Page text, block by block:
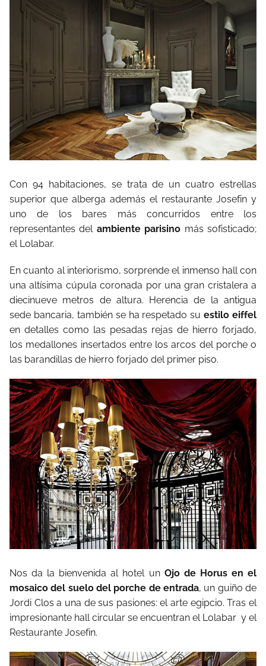
Con 94 habitaciones, se trata de un cuatro estrellas
superior que alberga además el restaurante Josefin y
uno de los bares más concurridos entre los
representantes del ambiente parisino más sofisticado;
el Lolabar.
En cuanto al interiorismo, sorprende el inmenso hall con
una altísima cúpula coronada por una gran cristalera a
diecinueve metros de altura. Herencia de la antigua
sede bancaria, también se ha respetado suestilo eiffel
en detalles como las pesadas rejas de hierro forjado,
los medallones insertados entre los arcos del porche o
las barandillas de hierro forjado del primer piso.
Nos da la bienvenida al hotel unOjo de Horus en el
mosaico del suelo del porche de entrada, un guiño de
Jordi Clos a una de sus pasiones: el arte egipcio. Tras el
impresionante hall circular se encuentran el Lolabar y el
Restaurante Josefin.